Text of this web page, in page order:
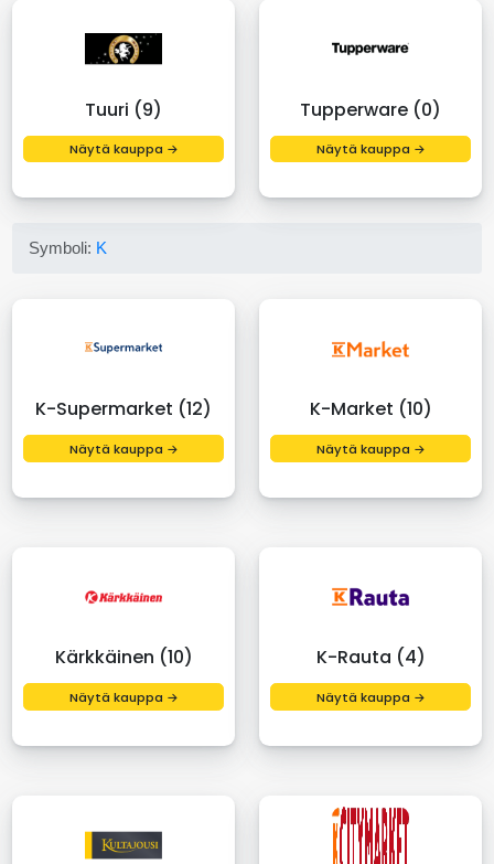
Tuuri (9)
Näytä kauppa →
Tupperware (0)
Näytä kauppa →
Symboli: K
K-Supermarket (12)
Näytä kauppa →
K-Market (10)
Näytä kauppa →
Kärkkäinen (10)
Näytä kauppa →
K-Rauta (4)
Näytä kauppa →